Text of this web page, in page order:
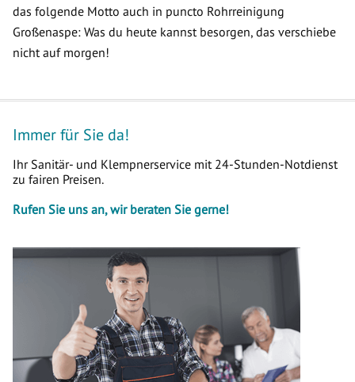
das folgende Motto auch in puncto Rohrreinigung
Großenaspe: Was du heute kannst besorgen, das verschiebe
nicht auf morgen!
Immer für Sie da!
Ihr Sanitär- und Klempnerservice mit 24-Stunden-Notdienst
zu fairen Preisen.
Rufen Sie uns an, wir beraten Sie gerne!